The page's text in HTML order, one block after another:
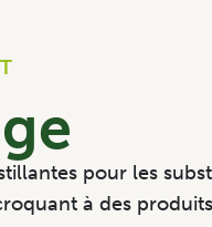
pour les
à des